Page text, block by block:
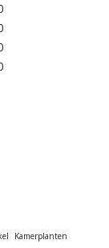
Kamerplanten